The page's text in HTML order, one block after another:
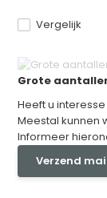
Vergelijk
Grote
Heeft u
Meestal kunnen
Informeer
Verzend